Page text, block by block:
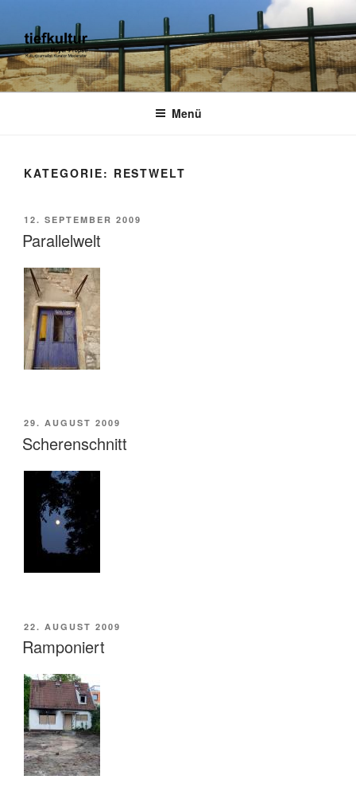
springen
TIEFKULTUR
kulturjournalist kurator moderator
Menü
KATEGORIE: RESTWELT
VERÖFFENTLICHT
AM
12. SEPTEMBER 2009
Parallelwelt
VERÖFFENTLICHT
AM
29. AUGUST 2009
Scherenschnitt
VERÖFFENTLICHT
AM
22. AUGUST 2009
Ramponiert